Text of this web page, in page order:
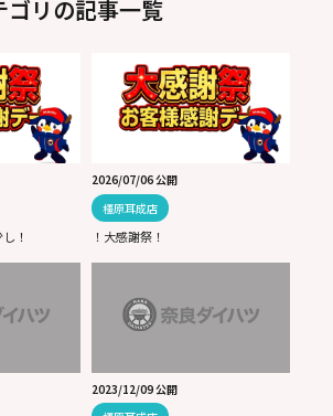
ゴリの記事一覧
！
2026/07/06 公開
橿原耳成店
！大感謝祭！
2023/12/09 公開